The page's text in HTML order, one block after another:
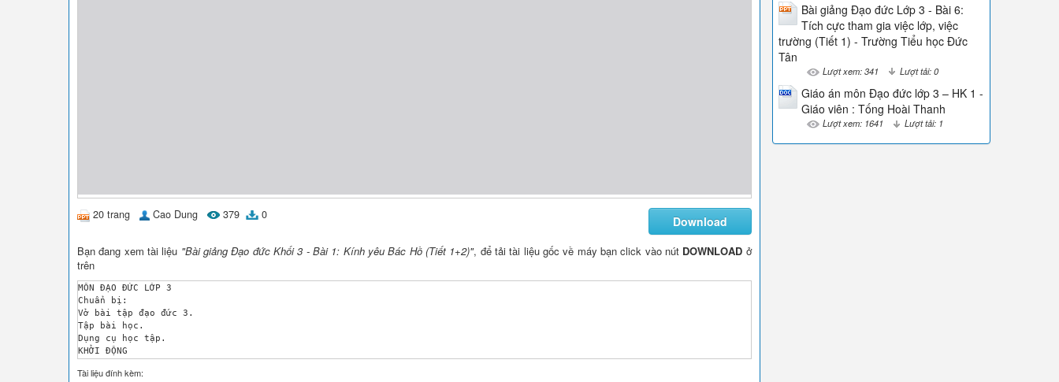
20 trang Cao Dung 379 0 Download
Bạn đang xem tài liệu "Bài giảng Đạo đức Khối 3 - Bài 1: Kính yêu Bác Hồ (Tiết 1+2)", để tải tài liệu gốc về máy bạn click vào nút DOWNLOAD ở
trên
MÔN ĐẠO ĐỨC LỚP 3
Chuẩn bị:
Vở bài tập đạo đức 3.
Tập bài học.
Dụng cụ học tập.
KHỞI ĐỘNG
Cùng nghe và vỗ tay theo bài hát:
AI YÊU BÁC HỒ CHÍ MINH HƠN THIẾU NIÊN NHI ĐỒNG
Tài liệu đính kèm:
Bài giảng Đạo đức Lớp 3 - Bài 6:
Tích cực tham gia việc lớp, việc
trường (Tiết 1) - Trường Tiểu học Đức
Tân
Lượt xem: 341 Lượt tải: 0
Giáo án môn Đạo đức lớp 3 – HK 1 -
Giáo viên : Tống Hoài Thanh
Lượt xem: 1641 Lượt tải: 1